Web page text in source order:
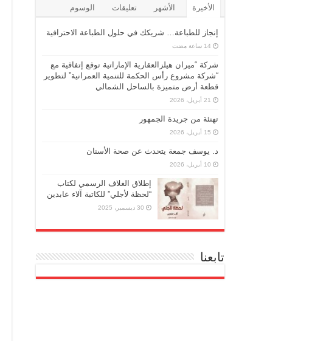
الأخيرة الأشهر تعليقات الوسوم
إنجاز للطباعة… شريكك في حلول الطباعة الاحترافية
شركة “ميران هيلزالعقارية الإماراتية توقع إتفاقية مع
“شركة مشروع رأس الحكمة للتنمية العمرانية” لتطوير
قطعة أرض متميزة بالساحل الشمالي
21 أبريل، 2026
تهنئة من جريدة الجمهور
15 أبريل، 2026
د. يوسف جمعة يتحدث عن صحة الأسنان
10 أبريل، 2026
إطلاق الغلاف الرسمي لكتاب
“لحظة لأجلي” للكاتبة آلاء عابدين
30 ديسمبر، 2025
تابعنا